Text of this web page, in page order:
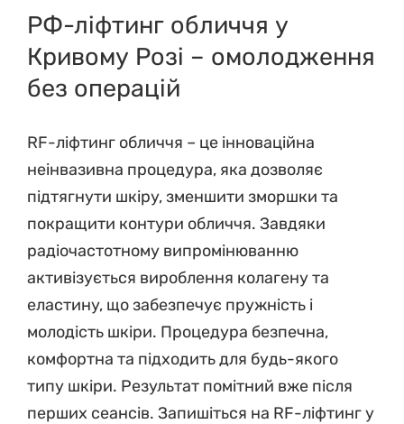
РФ-ліфтинг обличчя у
Кривому Розі – омолодження
без операцій
RF-ліфтинг обличчя – це інноваційна
неінвазивна процедура, яка дозволяє
підтягнути шкіру, зменшити зморшки та
покращити контури обличчя. Завдяки
радіочастотному випромінюванню
активізується вироблення колагену та
еластину, що забезпечує пружність і
молодість шкіри. Процедура безпечна,
комфортна та підходить для будь-якого
типу шкіри. Результат помітний вже після
перших сеансів. Запишіться на RF-ліфтинг у